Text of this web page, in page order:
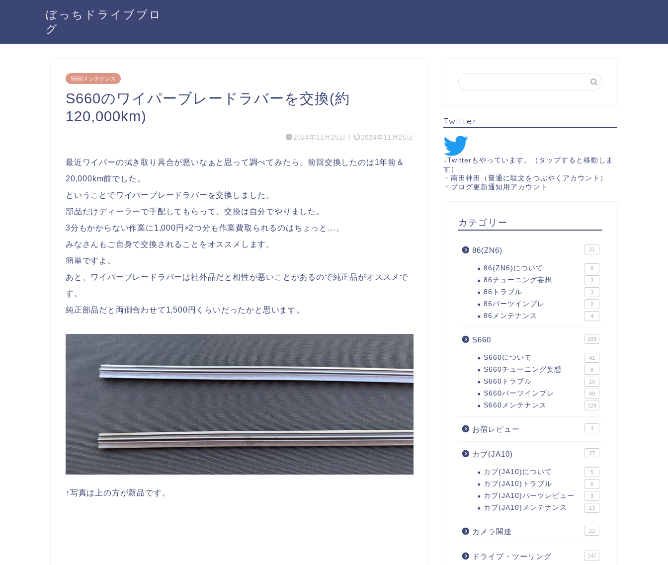
ぼっちドライブブロ
グ
S660メンテナンス
S660のワイパーブレードラバーを交換(約
120,000km)
2024年11月25日 / 2024年11月25日
最近ワイパーの拭き取り具合が悪いなぁと思って調べてみたら、前回交換したのは1年前＆
20,000km前でした。
ということでワイパーブレードラバーを交換しました。
部品だけディーラーで手配してもらって、交換は自分でやりました。
3分もかからない作業に1,000円×2つ分も作業費取られるのはちょっと…。
みなさんもご自身で交換されることをオススメします。
簡単ですよ。
あと、ワイパーブレードラバーは社外品だと相性が悪いことがあるので純正品がオススメで
す。
純正部品だと両側合わせて1,500円くらいだったかと思います。
↑写真は上の方が新品です。
Twitter
↓Twitterもやっています。（タップすると移動しま
す）
・ 南田神田（普通に駄文をつぶやくアカウント）
・ ブログ更新通知用アカウント
カテゴリー
86(ZN6) 21
86(ZN6)について 9
86チューニング妄想 3
86トラブル 3
86パーツインプレ 2
86メンテナンス 4
S660 233
S660について 41
S660チューニング妄想 8
S660トラブル 19
S660パーツインプレ 40
S660メンテナンス 124
お宿レビュー 4
カブ(JA10) 27
カブ(JA10)について 5
カブ(JA10)トラブル 5
カブ(JA10)パーツレビュー 3
カブ(JA10)メンテナンス 13
カメラ関連 22
ドライブ・ツーリング 147